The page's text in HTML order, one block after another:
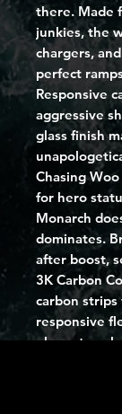
there. Made
junkies, the
chargers,
perfect
Responsive
aggressive
glass finish
Chasing
for hero
Monarch
dominates.
after boost,
3K Carbon
carbon
responsive
glossy top